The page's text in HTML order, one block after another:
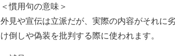
＜慣用句の意味＞
外見や宣伝は立派だが、実際の内容がそれに
け倒しや偽装を批判する際に使われます。